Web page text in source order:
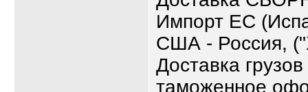
Импорт ЕС
США - Россия,
Доставка
таможенное